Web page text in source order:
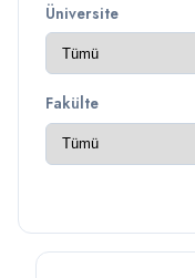
Üniversite
Fakülte